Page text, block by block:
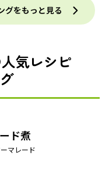
グをもっと見る
気レシピ
ド煮
マレード